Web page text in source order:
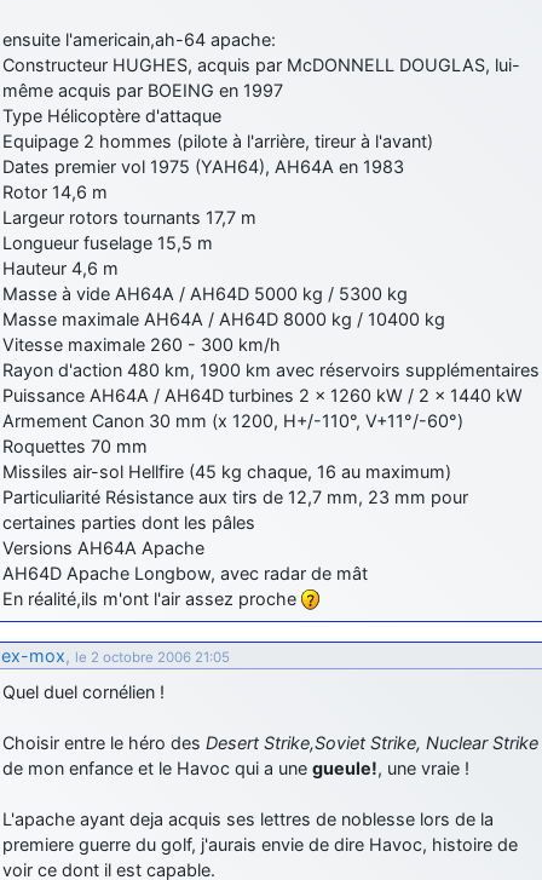
ensuite l'americain,ah-64 apache:
Constructeur HUGHES, acquis par McDONNELL DOUGLAS, lui-
même acquis par BOEING en 1997
Type Hélicoptère d'attaque
Equipage 2 hommes (pilote à l'arrière, tireur à l'avant)
Dates premier vol 1975 (YAH64), AH64A en 1983
Rotor 14,6 m
Largeur rotors tournants 17,7 m
Longueur fuselage 15,5 m
Hauteur 4,6 m
Masse à vide AH64A / AH64D 5000 kg / 5300 kg
Masse maximale AH64A / AH64D 8000 kg / 10400 kg
Vitesse maximale 260 - 300 km/h
Rayon d'action 480 km, 1900 km avec réservoirs supplémentaires
Puissance AH64A / AH64D turbines 2 x 1260 kW / 2 x 1440 kW
Armement Canon 30 mm (x 1200, H+/-110°, V+11°/-60°)
Roquettes 70 mm
Missiles air-sol Hellfire (45 kg chaque, 16 au maximum)
Particuliarité Résistance aux tirs de 12,7 mm, 23 mm pour
certaines parties dont les pâles
Versions AH64A Apache
AH64D Apache Longbow, avec radar de mât
En réalité,ils m'ont l'air assez proche
ex-mox, le 2 octobre 2006 21:05
Quel duel cornélien !
Choisir entre le héro des Desert Strike,Soviet Strike, Nuclear Strike
de mon enfance et le Havoc qui a une gueule!, une vraie !
L'apache ayant deja acquis ses lettres de noblesse lors de la
premiere guerre du golf, j'aurais envie de dire Havoc, histoire de
voir ce dont il est capable.